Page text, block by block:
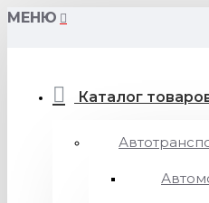
МЕНЮ
Каталог